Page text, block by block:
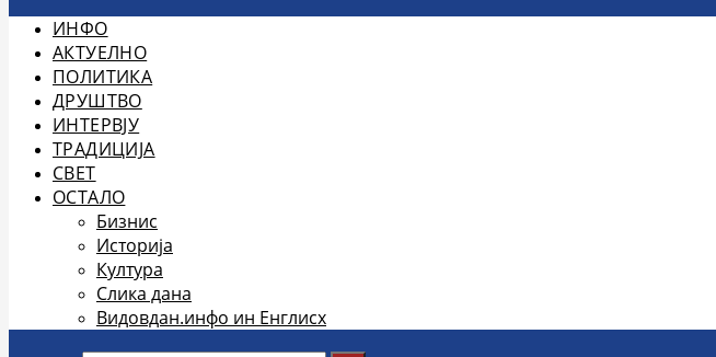
ИНФО
АКТУЕЛНО
ПОЛИТИКА
ДРУШТВО
ИНТЕРВЈУ
ТРАДИЦИЈА
СВЕТ
ОСТАЛО
Бизнис
Историја
Култура
Слика дана
Видовдан.инфо ин Енглисх